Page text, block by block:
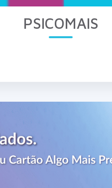
PSICOMAIS